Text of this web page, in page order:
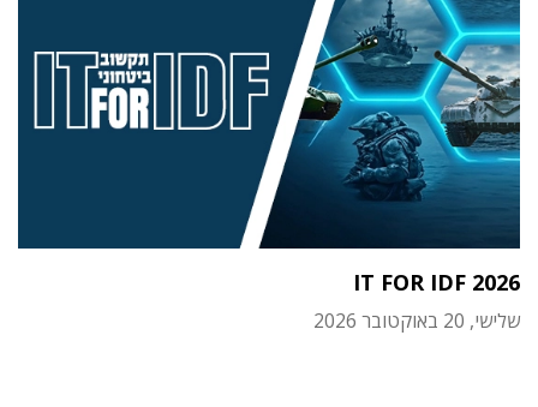
IT FOR IDF 2026
שלישי, 20 באוקטובר 2026